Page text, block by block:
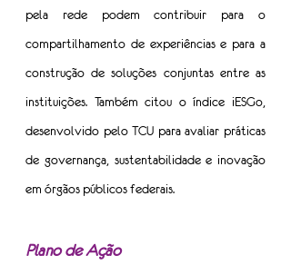
pela rede podem contribuir para o
compartilhamento de experiências e para a
construção de soluções conjuntas entre as
instituições. Também citou o índice iESGo,
desenvolvido pelo TCU para avaliar práticas
de governança, sustentabilidade e inovação
em órgãos públicos federais.
Plano de Ação